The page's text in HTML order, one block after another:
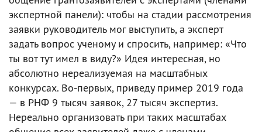
экспертной панели): чтобы на стадии рассмотрения
заявки руководитель мог выступить, а эксперт
задать вопрос ученому и спросить, например: «Что
ты вот тут имел в виду?» Идея интересная, но
абсолютно нереализуемая на масштабных
конкурсах. Во-первых, приведу пример 2019 года
— в РНФ 9 тысяч заявок, 27 тысяч экспертиз.
Нереально организовать при таких масштабах